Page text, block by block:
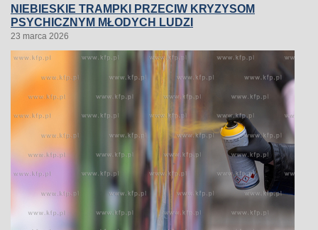
NIEBIESKIE TRAMPKI PRZECIW KRYZYSOM
PSYCHICZNYM MŁODYCH LUDZI
23 marca 2026